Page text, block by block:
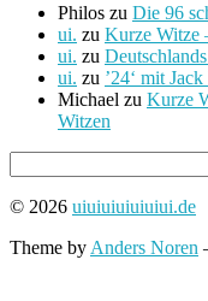
Philos zu Die 96
ui. zu Kurze Witze
ui. zu
ui. zu ’24‘ mit
Michael zu Kurze
Witzen
nach:
© 2026 uiuiuiuiuiuiui.de
Theme by Anders Noren